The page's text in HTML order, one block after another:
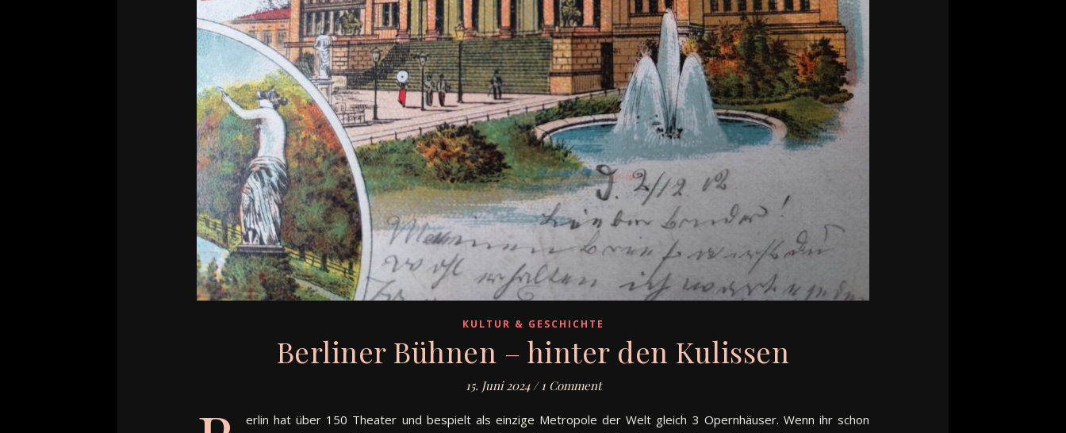
KULTUR & GESCHICHTE
Berliner Bühnen – hinter den Kulissen
15. Juni 2024 / 1 Comment
erlin hat über 150 Theater und bespielt als einzige Metropole der Welt gleich 3 Opernhäuser. Wenn ihr schon